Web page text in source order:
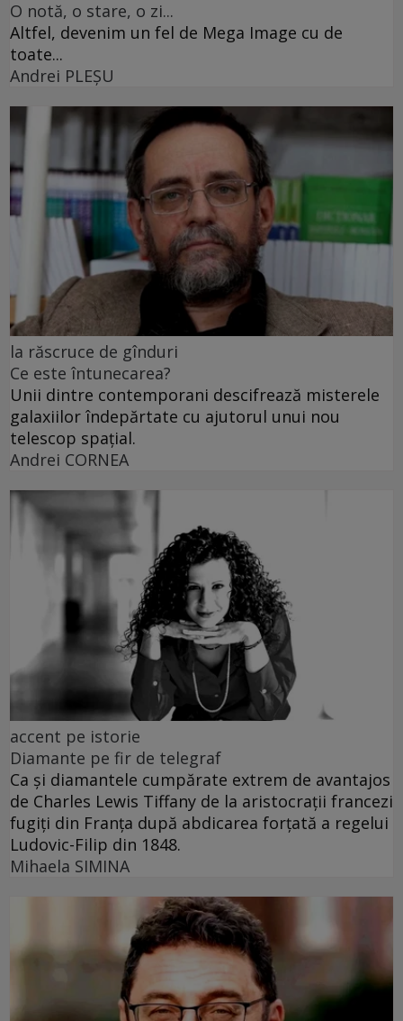
O notă, o stare, o zi...
Altfel, devenim un fel de Mega Image cu de
toate...
Andrei PLEŞU
la răscruce de gînduri
Ce este întunecarea?
Unii dintre contemporani descifrează misterele
galaxiilor îndepărtate cu ajutorul unui nou
telescop spațial.
Andrei CORNEA
accent pe istorie
Diamante pe fir de telegraf
Ca și diamantele cumpărate extrem de avantajos
de Charles Lewis Tiffany de la aristocrații francezi
fugiți din Franța după abdicarea forțată a regelui
Ludovic-Filip din 1848.
Mihaela SIMINA